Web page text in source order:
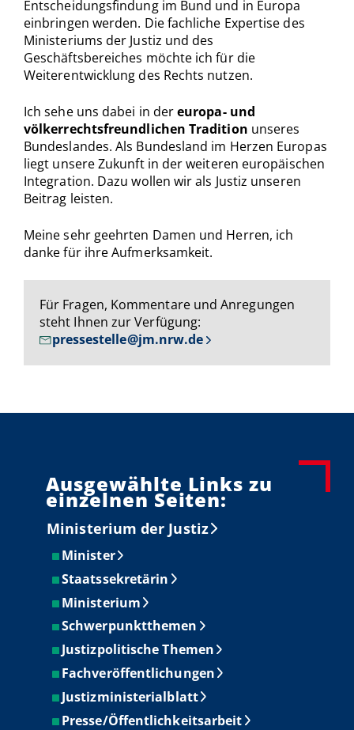
Entscheidungsfindung im Bund und in Europa
einbringen werden. Die fachliche Expertise des
Ministeriums der Justiz und des
Geschäftsbereiches möchte ich für die
Weiterentwicklung des Rechts nutzen.
Ich sehe uns dabei in dereuropa- und
völkerrechtsfreundlichen Tradition unseres
Bundeslandes. Als Bundesland im Herzen Europas
liegt unsere Zukunft in der weiteren europäischen
Integration. Dazu wollen wir als Justiz unseren
Beitrag leisten.
Meine sehr geehrten Damen und Herren, ich
danke für ihre Aufmerksamkeit.
Für Fragen, Kommentare und Anregungen
steht Ihnen zur Verfügung:
pressestelle@jm.nrw.de
Ausgewählte Links zu
einzelnen Seiten:
Ministerium der Justiz
Minister
Staatssekretärin
Ministerium
Schwerpunktthemen
Justizpolitische Themen
Fachveröffentlichungen
Justizministerialblatt
Presse/Öffentlichkeitsarbeit